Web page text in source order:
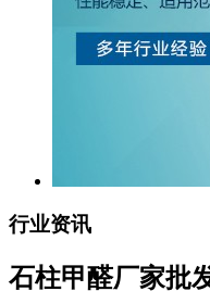
行业资讯
石柱甲醛厂家批